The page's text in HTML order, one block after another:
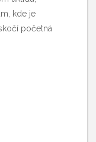
kde je
početná